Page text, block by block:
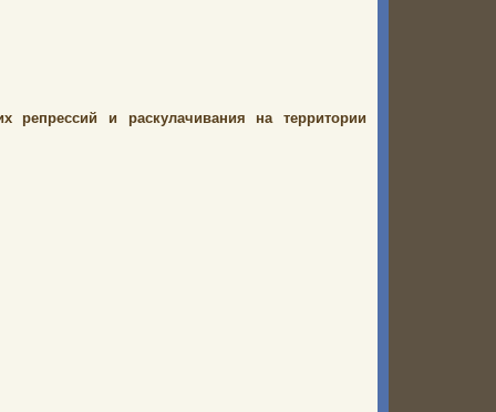
и раскулачивания на территории